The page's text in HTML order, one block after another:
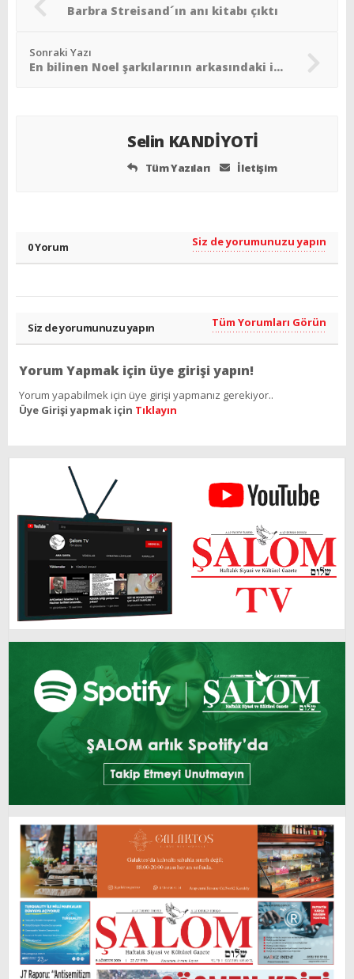
Barbra Streisand´ın anı kitabı çıktı
Sonraki Yazı
En bilinen Noel şarkılarının arkasındaki isimler
Selin KANDİYOTİ
Tüm Yazıları İletişim
0 Yorum Siz de yorumunuzu yapın
Siz de yorumunuzu yapın Tüm Yorumları Görün
Yorum Yapmak için üye girişi yapın!
Yorum yapabilmek için üye girişi yapmanız gerekiyor..
Üye Girişi yapmak için Tıklayın